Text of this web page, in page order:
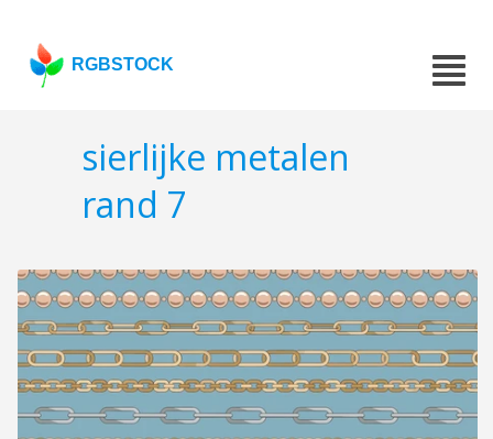
RGBSTOCK
sierlijke metalen
rand 7